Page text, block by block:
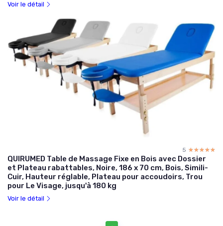
Voir le détail
5 ☆☆☆☆☆
★★★★★
QUIRUMED Table de Massage Fixe en Bois avec Dossier
et Plateau rabattables, Noire, 186 x 70 cm, Bois, Simili-
Cuir, Hauteur réglable, Plateau pour accoudoirs, Trou
pour Le Visage, jusqu'à 180 kg
Voir le détail